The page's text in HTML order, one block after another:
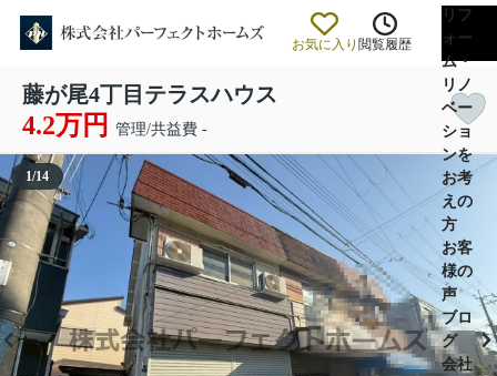
お気に入り 閲覧履歴
リフ
ォー
ム・
リノ
ベー
ショ
ンを
お考
えの
方
お客
様の
声
ブロ
グ
会社
藤が尾4丁目テラスハウス
4.2万円 管理/共益費 -
1/14